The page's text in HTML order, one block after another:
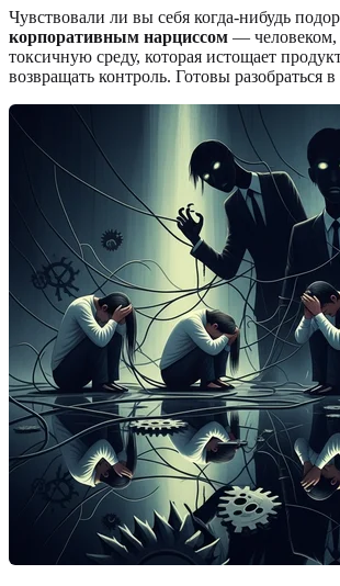
Чувствовали ли вы себя когда-нибудь
корпоративным нарциссом — человеком,
токсичную среду, которая истощает
возвращать контроль. Готовы разобраться